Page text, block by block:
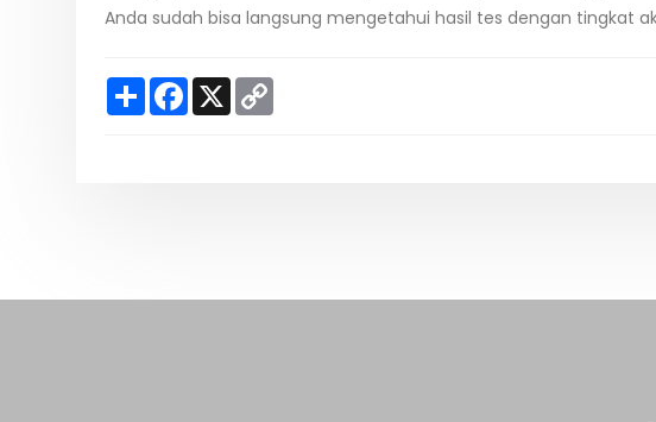
Anda sudah bisa langsung mengetahui hasil tes dengan tingkat
S
h
F
X